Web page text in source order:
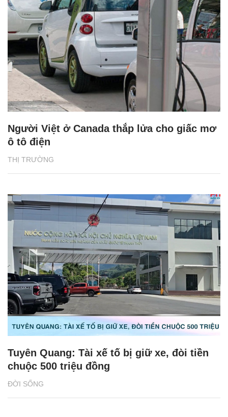
THỊ TRƯỜNG
Người Việt ở Canada thắp lửa cho giấc mơ
ô tô điện
ĐỜI SỐNG
Tuyên Quang: Tài xế tố bị giữ xe, đòi tiền
chuộc 500 triệu đồng